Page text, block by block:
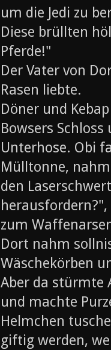
um die Jedi zu
Diese brüllten
Pferde!"
Der Vater von
Rasen liebte.
Döner und
Bowsers
Unterhose. Obi
Mülltonne,
den
zum
Dort nahm
Wäschekörben
Aber da stürmte
und machte
Helmchen
giftig werden,